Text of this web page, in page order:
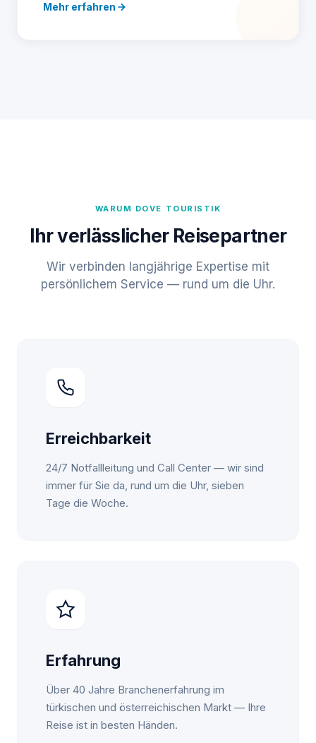
Mehr erfahren
WARUM DOVE TOURISTIK
Ihr verlässlicher Reisepartner
Wir verbinden langjährige Expertise mit
persönlichem Service — rund um die Uhr.
Erreichbarkeit
24/7 Notfallleitung und Call Center — wir sind
immer für Sie da, rund um die Uhr, sieben
Tage die Woche.
Erfahrung
Über 40 Jahre Branchenerfahrung im
türkischen und österreichischen Markt — Ihre
Reise ist in besten Händen.